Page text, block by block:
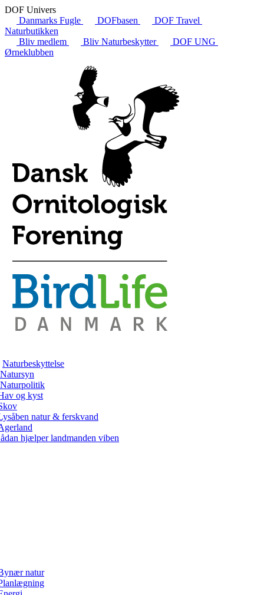
DOF Univers
Danmarks Fugle
DOFbasen
DOF Travel
Naturbutikken
Bliv medlem
Bliv Naturbeskytter
DOF UNG
Ørneklubben
Naturbeskyttelse
Natursyn
Naturpolitik
og kyst
natur & ferskvand
hjælper landmanden viben
natur